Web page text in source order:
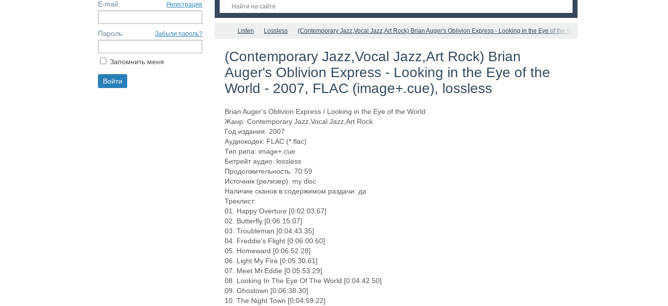
Listen Lossless (Contemporary Jazz,Vocal Jazz,Art Rock) Brian Auger's Oblivion Express - Looking in the Eye of the World - 2007, FLAC (image+.cue),
(Contemporary Jazz,Vocal Jazz,Art Rock) Brian
Auger's Oblivion Express - Looking in the Eye of the
World - 2007, FLAC (image+.cue), lossless
Brian Auger's Oblivion Express / Looking in the Eye of the World
Жанр: Contemporary Jazz,Vocal Jazz,Art Rock
Год издания: 2007
Аудиокодек: FLAC (*.flac)
Тип рипа: image+.cue
Битрейт аудио: lossless
Продолжительность: 70:59
Источник (релизер): my disc
Наличие сканов в содержимом раздачи: да
Треклист:
01. Happy Overture [0:02:03.67]
02. Butterfly [0:06:15.07]
03. Troubleman [0:04:43.35]
04. Freddie's Flight [0:06:00.60]
05. Homeward [0:06:52.28]
06. Light My Fire [0:05:30.61]
07. Meet Mr.Eddie [0:05:53.29]
08. Looking In The Eye Of The World [0:04:42.50]
09. Ghostown [0:06:38.30]
10. The Night Town [0:04:59.22]
E-mail: Регистрация
Пароль: Забыли пароль?
Запомнить меня